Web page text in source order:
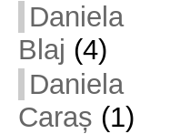
Daniela
Blaj (4)
Daniela
Caraș (1)